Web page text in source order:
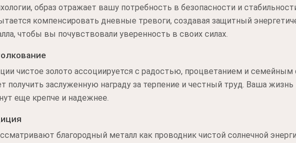
образ отражает вашу потребность в безопасности и
компенсировать дневные тревоги, создавая защитный
чтобы вы почувствовали уверенность в своих силах.
чистое золото ассоциируется с радостью, процветанием и семейным
получить заслуженную награду за терпение и честный труд. Ваша
еще крепче и надежнее.
благородный металл как проводник чистой солнечной